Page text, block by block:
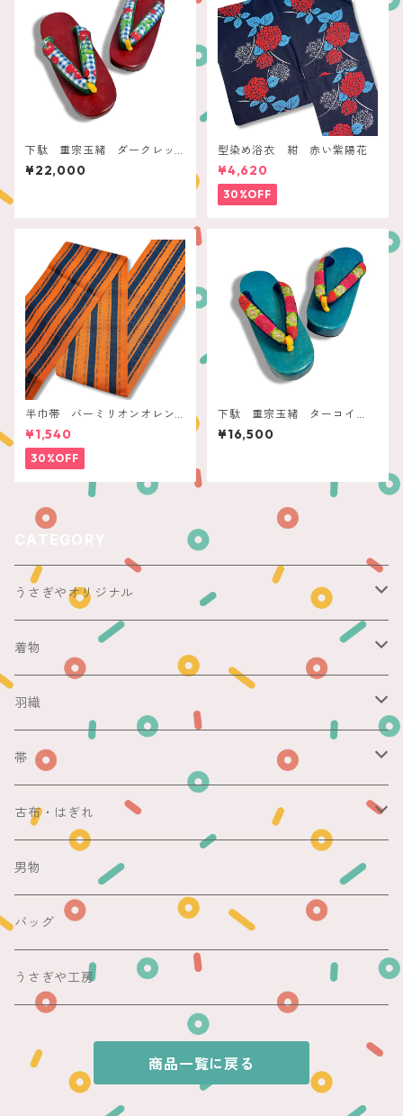
下駄 重宗玉緒 ダークレッ
ド チェリーチェック
¥22,000
型染め浴衣 紺 赤い紫陽花
¥4,620
30%OFF
半巾帯 バーミリオンオレン
ジ ネイビー縞
¥1,540
30%OFF
下駄 重宗玉緒 ターコイ
ズ フラワー刺繍
¥16,500
うさぎやオリジナル
ericoさん
レース足袋
マスキングテープ
防虫香
着物
袷
銘仙
紬
単衣
銘仙
紬
夏
浴衣
夏着物
羽織
銘仙
その他
帯
名古屋帯
袋帯
昼夜帯
夏帯
古布・はぎれ
切売り
銘仙
銘仙集め
木綿・麻
男物
バッグ
うさぎや工房
商品一覧に戻る